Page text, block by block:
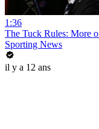
1:36
The Tuck Rules: More
Sporting News
il y a 12 ans